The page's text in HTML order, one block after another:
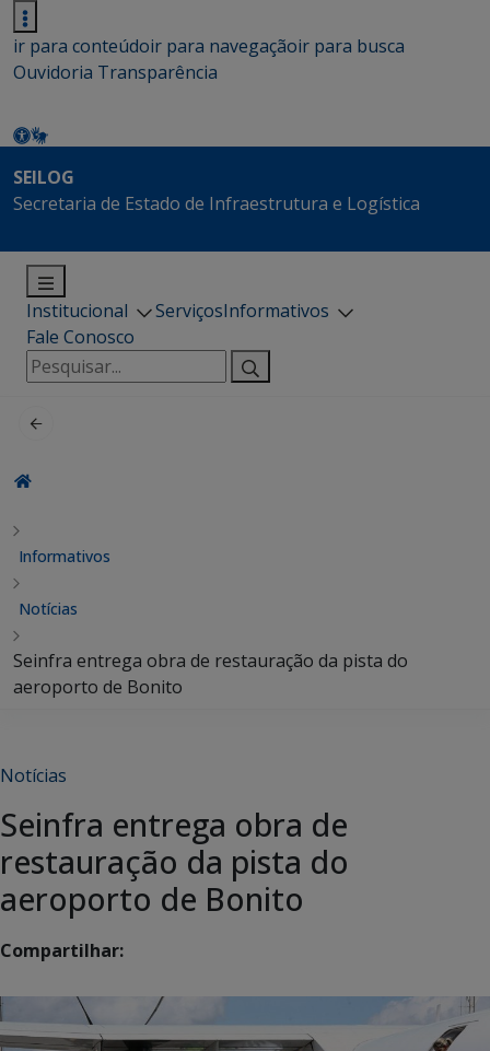
ir para conteúdoir para navegaçãoir para busca
Ouvidoria Transparência
SEILOG
Secretaria de Estado de Infraestrutura e Logística
Institucional ServiçosInformativos
Fale Conosco
Pesquisar
por:
Informativos
Notícias
Seinfra entrega obra de restauração da pista do
aeroporto de Bonito
Notícias
Seinfra entrega obra de
restauração da pista do
aeroporto de Bonito
Compartilhar: